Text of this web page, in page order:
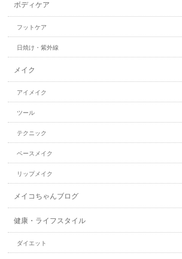
ボディケア
フットケア
日焼け・紫外線
メイク
アイメイク
ツール
テクニック
ベースメイク
リップメイク
メイコちゃんブログ
健康・ライフスタイル
ダイエット